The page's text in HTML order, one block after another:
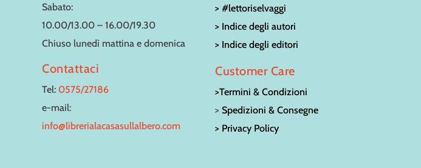
Sabato:
10.00/13.00 – 16.00/19.30
Chiuso lunedì mattina e domenica
Contattaci
Tel: 0575/27186
e-mail:
info@librerialacasasullalbero.com
> #lettoriselvaggi
> Indice degli autori
> Indice degli editori
Customer Care
>Termini & Condizioni
>Spedizioni & Consegne
> Privacy Policy